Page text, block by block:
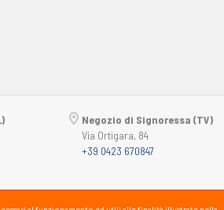
Negozio di Signoressa (TV)
Via Ortigara, 84
+39 0423 670847